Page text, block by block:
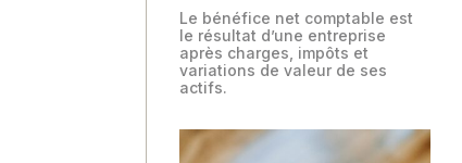
Le bénéfice net comptable est
le résultat d’une entreprise
après charges, impôts et
variations de valeur de ses
actifs.